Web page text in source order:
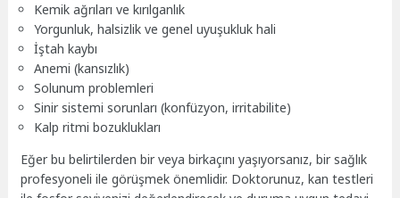
Kemik ağrıları ve kırılganlık
Yorgunluk, halsizlik ve genel uyuşukluk hali
İştah kaybı
Anemi (kansızlık)
Solunum problemleri
Sinir sistemi sorunları (konfüzyon, irritabilite)
Kalp ritmi bozuklukları
Eğer bu belirtilerden bir veya birkaçını yaşıyorsanız, bir sağlık
profesyoneli ile görüşmek önemlidir. Doktorunuz, kan testleri